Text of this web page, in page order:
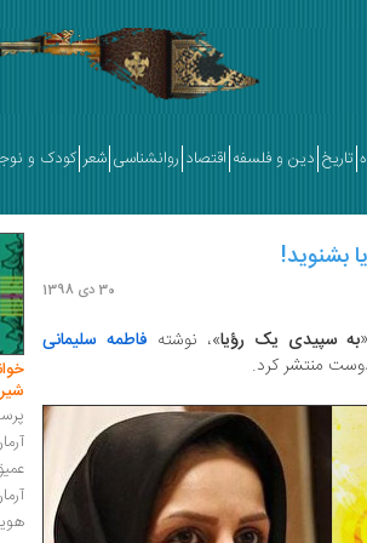
تاریخ دین و فلسفه اقتصاد روانشناسی شعر کودک و
بشنوید!
30 دی 1398
به سپیدی یک رؤیا»، نوشته فاطمه سلیمانی
منتشر کرد.